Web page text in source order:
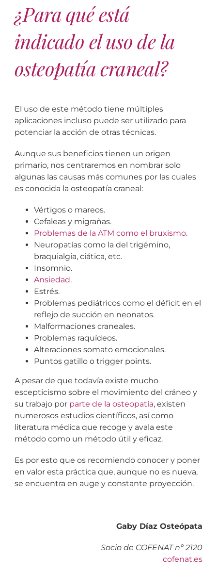
¿Para qué está
indicado el uso de la
osteopatía craneal?
El uso de este método tiene múltiples
aplicaciones incluso puede ser utilizado para
potenciar la acción de otras técnicas.
Aunque sus beneficios tienen un origen
primario, nos centraremos en nombrar solo
algunas las causas más comunes por las cuales
es conocida la osteopatía craneal:
Vértigos o mareos.
Cefaleas y migrañas.
Problemas de la ATM como el bruxismo.
Neuropatías como la del trigémino,
braquialgia, ciática, etc.
Insomnio.
Ansiedad.
Estrés.
Problemas pediátricos como el déficit en el
reflejo de succión en neonatos.
Malformaciones craneales.
Problemas raquídeos.
Alteraciones somato emocionales.
Puntos gatillo o trigger points.
A pesar de que todavía existe mucho
escepticismo sobre el movimiento del cráneo y
su trabajo por parte de la osteopatía, existen
numerosos estudios científicos, así como
literatura médica que recoge y avala este
método como un método útil y eficaz.
Es por esto que os recomiendo conocer y poner
en valor esta práctica que, aunque no es nueva,
se encuentra en auge y constante proyección.
Gaby Díaz Osteópata
Socio de COFENAT nº 2120
cofenat.es